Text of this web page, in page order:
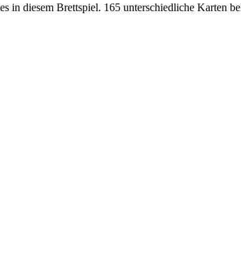
in diesem Brettspiel. 165 unterschiedliche Karten